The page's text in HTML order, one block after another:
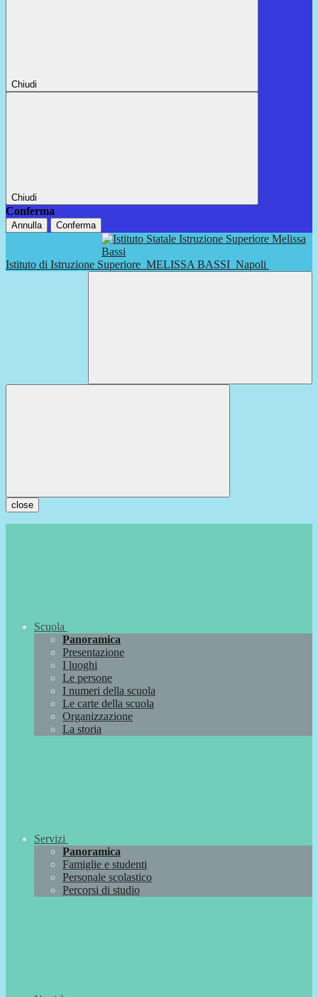
Chiudi
Chiudi
Conferma
Annulla Conferma
Istituto di Istruzione Superiore MELISSA BASSI Napoli
close
Scuola
Panoramica
Presentazione
I luoghi
Le persone
I numeri della scuola
Le carte della scuola
Organizzazione
La storia
Servizi
Panoramica
Famiglie e studenti
Personale scolastico
Percorsi di studio